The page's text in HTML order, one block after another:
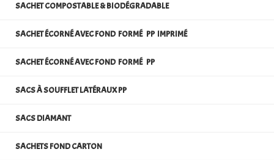
SACHET COMPOSTABLE & BIODÉGRADABLE
SACHET ÉCORNÉ AVEC FOND FORMÉ PP IMPRIMÉ
SACHET ÉCORNÉ AVEC FOND FORMÉ PP
SACS À SOUFFLET LATÉRAUX PP
SACS DIAMANT
SACHETS FOND CARTON